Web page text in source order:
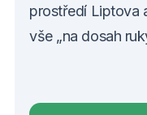
prostředí Liptova
vše „na dosah